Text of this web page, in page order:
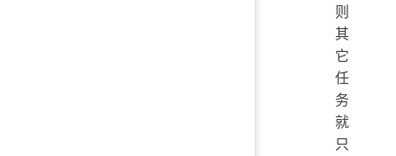
则
其
它
任
务
就
只